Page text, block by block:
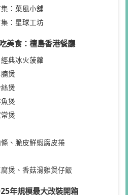
：菓風小舖
：星球工坊
美食：檀島香港餐廳
典冰火菠蘿
煲
煲
煲
煲
、脆皮鮮蝦腐皮捲
煲、香菇滑雞煲仔飯
年規模最大改裝開箱